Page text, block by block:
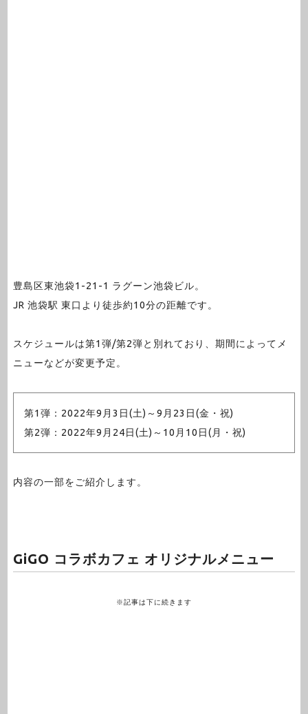
豊島区東池袋1-21-1 ラグーン池袋ビル。
JR 池袋駅 東口より徒歩約10分の距離です。
スケジュールは第1弾/第2弾と別れており、期間によってメ
ニューなどが変更予定。
第1弾：2022年9月3日(土)～9月23日(金・祝)
第2弾：2022年9月24日(土)～10月10日(月・祝)
内容の一部をご紹介します。
GiGO コラボカフェ オリジナルメニュー
※記事は下に続きます